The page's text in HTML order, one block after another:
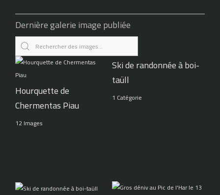
Dernière galerie image publiée
Hourquette de
Chermentas Piau
12 Images
Ski de randonnée à boi-
taüll
1 Catégorie